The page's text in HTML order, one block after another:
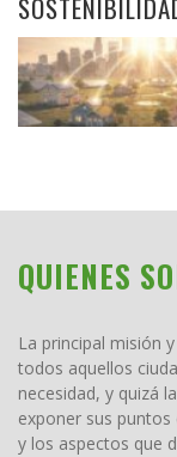
QUIENES
La principal misión
todos aquellos
necesidad, y quizá
exponer sus
y los aspectos que